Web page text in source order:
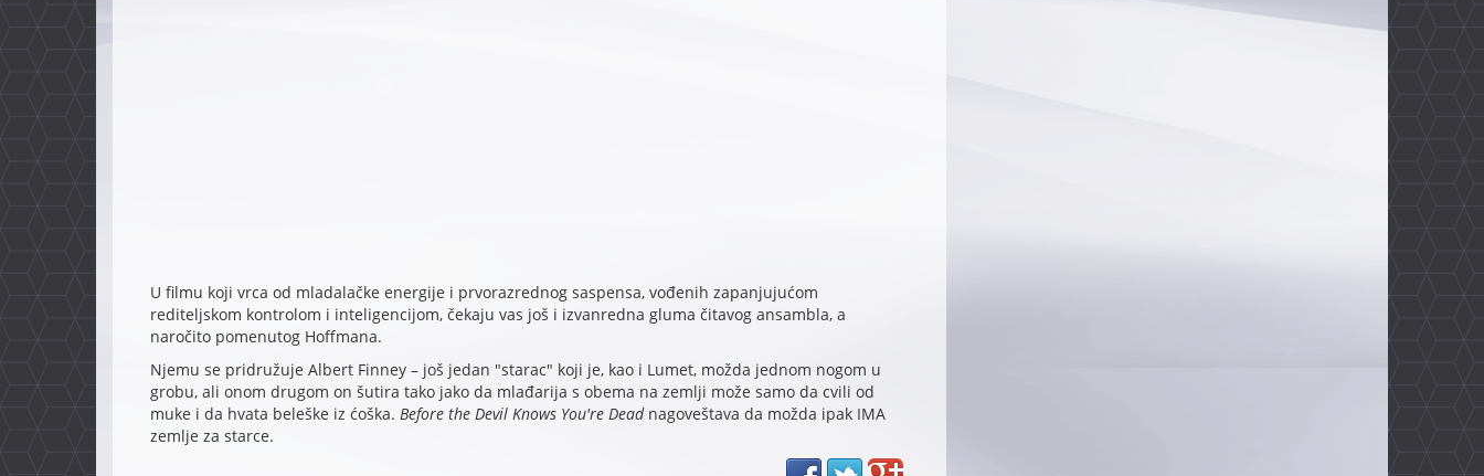
U filmu koji vrca od mladalačke energije i prvorazrednog saspensa, vođenih zapanjujućom
rediteljskom kontrolom i inteligencijom, čekaju vas još i izvanredna gluma čitavog ansambla, a
naročito pomenutog Hoffmana.
Njemu se pridružuje Albert Finney – još jedan "starac" koji je, kao i Lumet, možda jednom nogom u
grobu, ali onom drugom on šutira tako jako da mlađarija s obema na zemlji može samo da cvili od
muke i da hvata beleške iz ćoška. Before the Devil Knows You're Deadnagoveštava da možda ipak IMA
zemlje za starce.